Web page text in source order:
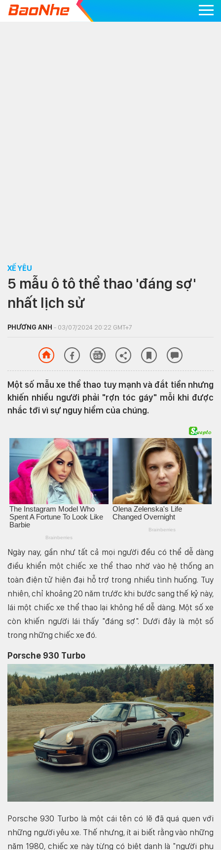
XẾ YÊU
5 mẫu ô tô thể thao 'đáng sợ'
nhất lịch sử
PHƯƠNG ANH - 03/07/2024 20:22 GMT+7
Một số mẫu xe thể thao tuy mạnh và đắt tiền nhưng
khiến nhiều người phải "rợn tóc gáy" mỗi khi được
nhắc tới vì sự nguy hiểm của chúng.
Ngày nay, gần như tất cả mọi người đều có thể dễ dàng
điều khiển một chiếc xe thể thao nhờ vào hệ thống an
toàn điện tử hiện đại hỗ trợ trong nhiều tình huống. Tuy
nhiên, chỉ khoảng 20 năm trước khi bước sang thế kỷ này,
lái một chiếc xe thể thao lại không hề dễ dàng. Một số xe
còn khiến người lái thấy "đáng sợ". Dưới đây là một số
trong những chiếc xe đó.
Porsche 930 Turbo
Porsche 930 Turbo là một cái tên có lẽ đã quá quen với
những người yêu xe. Thế nhưng, ít ai biết rằng vào những
năm 1980, chiếc xe này từng có biệt danh là "người phụ